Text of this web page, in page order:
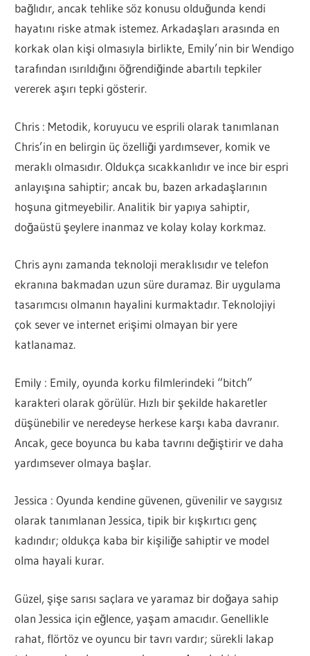
bağlıdır, ancak tehlike söz konusu olduğunda kendi
hayatını riske atmak istemez. Arkadaşları arasında en
korkak olan kişi olmasıyla birlikte, Emily’nin bir Wendigo
tarafından ısırıldığını öğrendiğinde abartılı tepkiler
vererek aşırı tepki gösterir.
Chris : Metodik, koruyucu ve esprili olarak tanımlanan
Chris’in en belirgin üç özelliği yardımsever, komik ve
meraklı olmasıdır. Oldukça sıcakkanlıdır ve ince bir espri
anlayışına sahiptir; ancak bu, bazen arkadaşlarının
hoşuna gitmeyebilir. Analitik bir yapıya sahiptir,
doğaüstü şeylere inanmaz ve kolay kolay korkmaz.
Chris aynı zamanda teknoloji meraklısıdır ve telefon
ekranına bakmadan uzun süre duramaz. Bir uygulama
tasarımcısı olmanın hayalini kurmaktadır. Teknolojiyi
çok sever ve internet erişimi olmayan bir yere
katlanamaz.
Emily : Emily, oyunda korku filmlerindeki “bitch”
karakteri olarak görülür. Hızlı bir şekilde hakaretler
düşünebilir ve neredeyse herkese karşı kaba davranır.
Ancak, gece boyunca bu kaba tavrını değiştirir ve daha
yardımsever olmaya başlar.
Jessica : Oyunda kendine güvenen, güvenilir ve saygısız
olarak tanımlanan Jessica, tipik bir kışkırtıcı genç
kadındır; oldukça kaba bir kişiliğe sahiptir ve model
olma hayali kurar.
Güzel, şişe sarısı saçlara ve yaramaz bir doğaya sahip
olan Jessica için eğlence, yaşam amacıdır. Genellikle
rahat, flörtöz ve oyuncu bir tavrı vardır; sürekli lakap